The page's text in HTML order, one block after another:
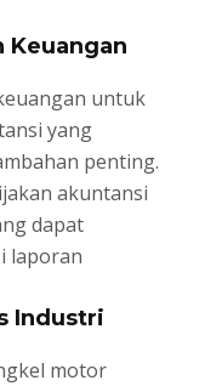
Keuangan
untuk
yang
penting.
akuntansi
dapat
laporan
Industri
motor